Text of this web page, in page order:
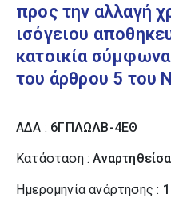
προς την αλλαγή
ισόγειου
κατοικία
του άρθρου 5 του
ΑΔΑ : 6ΓΠΛΩΛΒ-4ΕΘ
Κατάσταση :Αναρτηθείσα
Ημερομηνία ανάρτησης :